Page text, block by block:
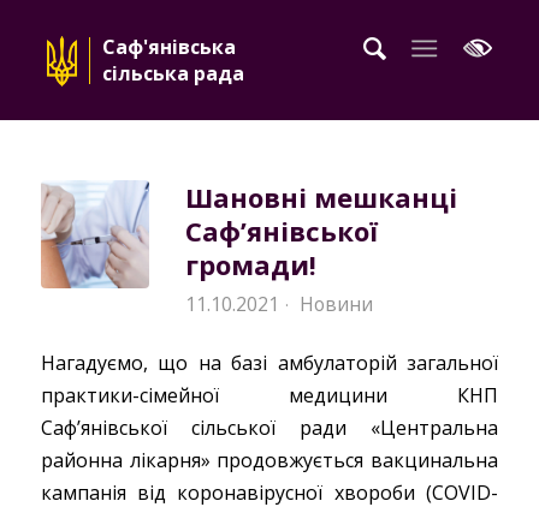
Саф'янівська
сільська рада
Шановні мешканці
Саф’янівської
громади!
11.10.2021 · Новини
Нагадуємо, що на базі амбулаторій загальної
практики-сімейної медицини КНП
Саф’янівської сільської ради «Центральна
районна лікарня» продовжується вакцинальна
кампанія від коронавірусної хвороби (COVID-